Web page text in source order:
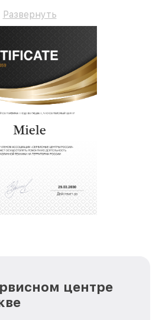
Развернуть
центре